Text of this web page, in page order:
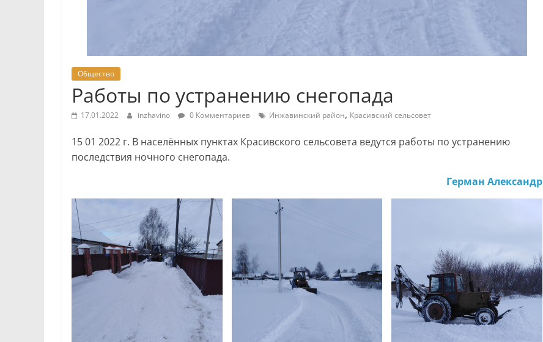
Общество
Работы по устранению снегопада
17.01.2022 inzhavino 0 Комментариев Инжавинский район, Красивский сельсовет
15 01 2022 г. В населённых пунктах Красивского сельсовета ведутся работы по устранению
последствия ночного снегопада.
Герман Александр